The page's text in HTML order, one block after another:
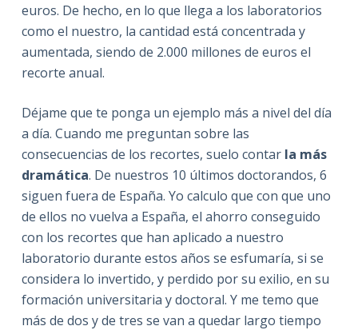
euros. De hecho, en lo que llega a los laboratorios
como el nuestro, la cantidad está concentrada y
aumentada, siendo de 2.000 millones de euros el
recorte anual.
Déjame que te ponga un ejemplo más a nivel del día
a día. Cuando me preguntan sobre las
consecuencias de los recortes, suelo contar la más
dramática. De nuestros 10 últimos doctorandos, 6
siguen fuera de España. Yo calculo que con que uno
de ellos no vuelva a España, el ahorro conseguido
con los recortes que han aplicado a nuestro
laboratorio durante estos años se esfumaría, si se
considera lo invertido, y perdido por su exilio, en su
formación universitaria y doctoral. Y me temo que
más de dos y de tres se van a quedar largo tiempo